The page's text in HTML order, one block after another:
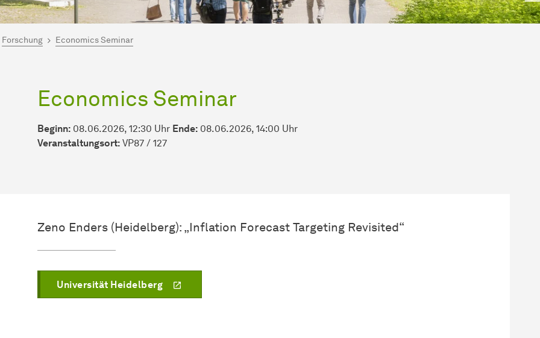
hier:
Wirtschaftswissenschaften
Forschung Economics Seminar
Economics Seminar
Beginn: 08.06.2026, 12:30 Uhr Ende: 08.06.2026, 14:00 Uhr
Veranstaltungsort: VP87 / 127
Zeno Enders (Heidelberg): „Inflation Forecast Targeting Revisited“
Universität Heidelberg